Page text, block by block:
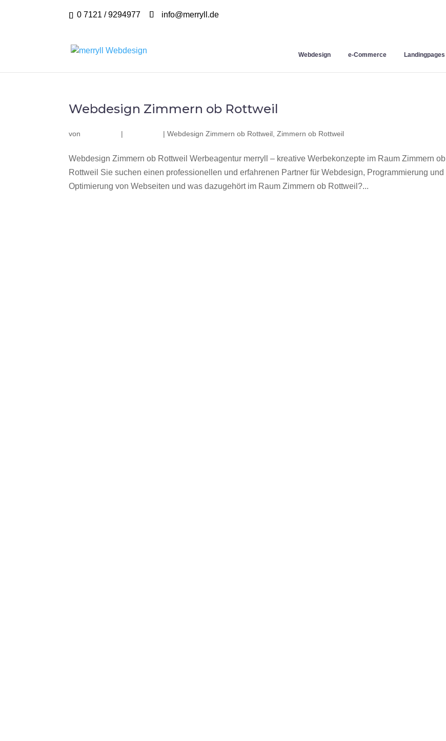
0 7121 / 9294977 info@merryll.de
Webdesign e-Commerce Landingpages
Webdesign Zimmern ob Rottweil
von | |Webdesign Zimmern ob Rottweil ,Zimmern ob Rottweil
Webdesign Zimmern ob Rottweil Werbeagentur merryll – kreative Werbekonzepte im Raum Zimmern ob
Rottweil Sie suchen einen professionellen und erfahrenen Partner für Webdesign, Programmierung und
Optimierung von Webseiten und was dazugehört im Raum Zimmern ob Rottweil?...